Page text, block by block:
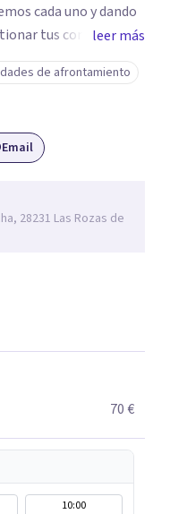
cada uno y dando
tus conflictos.
60
online o presencial,
evaluación y
que vamos a
leer más
de afrontamiento
Email
28231 Las Rozas de
70 €
10:00